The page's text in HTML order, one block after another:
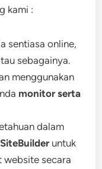
kami :
sentiasa online,
sebagainya.
menggunakan
monitor serta
dalam
SiteBuilder untuk
website secara